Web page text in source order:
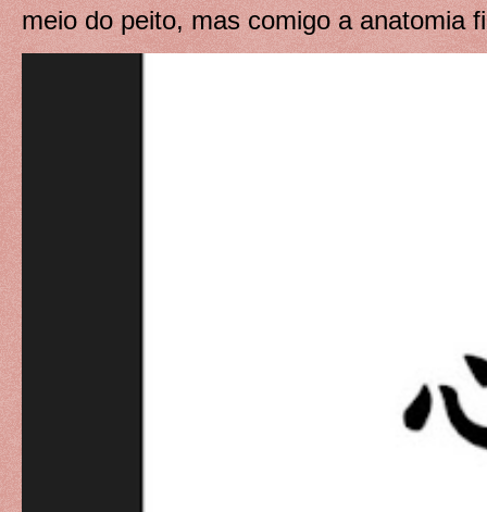
meio do peito, mas comigo a anatomia